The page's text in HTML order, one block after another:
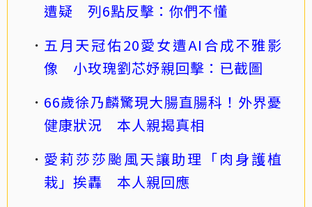
遭疑 列6點反擊：你們不懂
五月天冠佑20愛女遭AI合成不雅影
像 小玫瑰劉芯妤親回擊：已截圖
66歲徐乃麟驚現大腸直腸科！外界憂
健康狀況 本人親揭真相
愛莉莎莎颱風天讓助理「肉身護植
栽」挨轟 本人親回應